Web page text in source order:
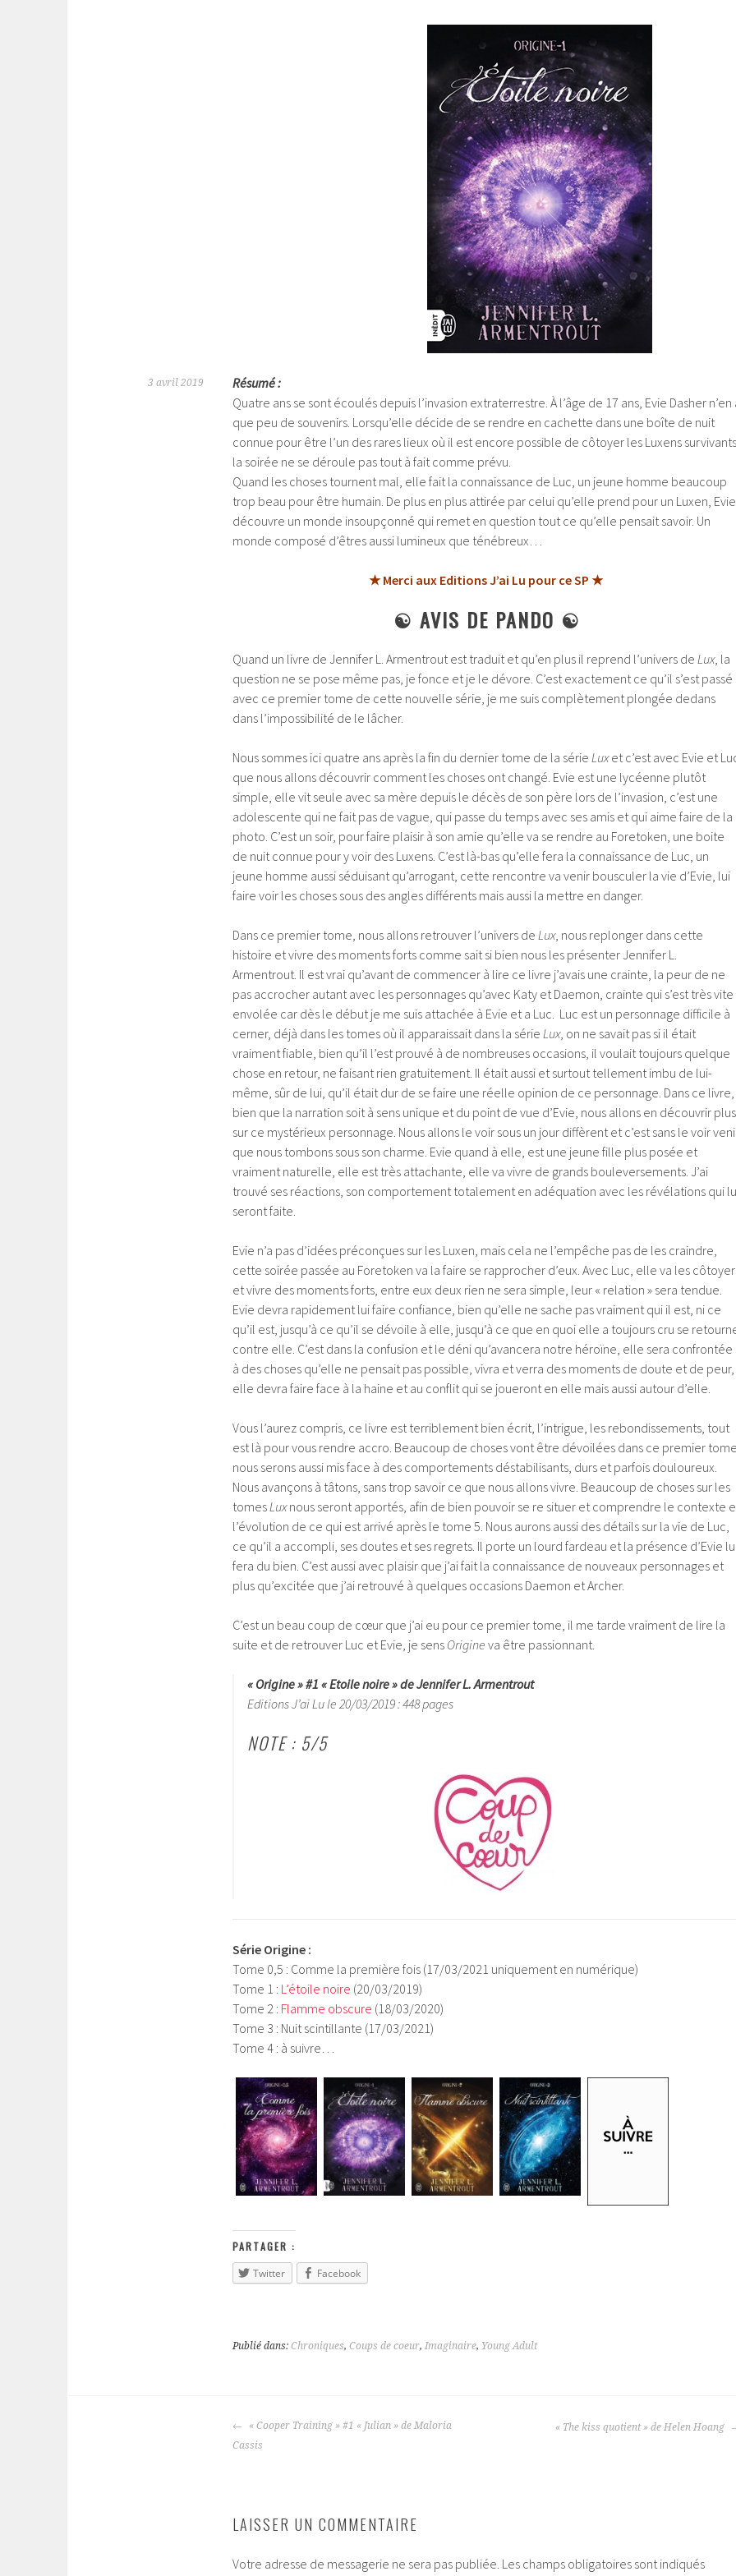
3 avril 2019
Résumé :
Quatre ans se sont écoulés depuis l’invasion extraterrestre. À l’âge de 17 ans, Evie Dasher n’en
que peu de souvenirs. Lorsqu’elle décide de se rendre en cachette dans une boîte de nuit
connue pour être l’un des rares lieux où il est encore possible de côtoyer les Luxens
la soirée ne se déroule pas tout à fait comme prévu.
Quand les choses tournent mal, elle fait la connaissance de Luc, un jeune homme beaucoup
trop beau pour être humain. De plus en plus attirée par celui qu’elle prend pour un Luxen, Evie
découvre un monde insoupçonné qui remet en question tout ce qu’elle pensait savoir. Un
monde composé d’êtres aussi lumineux que ténébreux…
★ Merci aux Editions J’ai Lu pour ce SP ★
☯ AVIS DE PANDO ☯
Quand un livre de Jennifer L. Armentrout est traduit et qu’en plus il reprend l’univers de Lux, la
question ne se pose même pas, je fonce et je le dévore. C’est exactement ce qu’il s’est passé
avec ce premier tome de cette nouvelle série, je me suis complètement plongée dedans
dans l’impossibilité de le lâcher.
Nous sommes ici quatre ans après la fin du dernier tome de la série Luxet c’est avec Evie et
que nous allons découvrir comment les choses ont changé. Evie est une lycéenne plutôt
simple, elle vit seule avec sa mère depuis le décès de son père lors de l’invasion, c’est une
adolescente qui ne fait pas de vague, qui passe du temps avec ses amis et qui aime faire de la
photo. C’est un soir, pour faire plaisir à son amie qu’elle va se rendre au Foretoken, une boite
de nuit connue pour y voir des Luxens. C’est là-bas qu’elle fera la connaissance de Luc, un
jeune homme aussi séduisant qu’arrogant, cette rencontre va venir bousculer la vie d’Evie, lui
faire voir les choses sous des angles différents mais aussi la mettre en danger.
Dans ce premier tome, nous allons retrouver l’univers de Lux, nous replonger dans cette
histoire et vivre des moments forts comme sait si bien nous les présenter Jennifer L.
Armentrout. Il est vrai qu’avant de commencer à lire ce livre j’avais une crainte, la peur de ne
pas accrocher autant avec les personnages qu’avec Katy et Daemon, crainte qui s’est très vite
envolée car dès le début je me suis attachée à Evie et a Luc. Luc est un personnage difficile à
cerner, déjà dans les tomes où il apparaissait dans la série Lux, on ne savait pas si il était
vraiment fiable, bien qu’il l’est prouvé à de nombreuses occasions, il voulait toujours quelque
chose en retour, ne faisant rien gratuitement. Il était aussi et surtout tellement imbu de lui-
même, sûr de lui, qu’il était dur de se faire une réelle opinion de ce personnage. Dans ce livre,
bien que la narration soit à sens unique et du point de vue d’Evie, nous allons en découvrir plus
sur ce mystérieux personnage. Nous allons le voir sous un jour diffèrent et c’est sans le voir
que nous tombons sous son charme. Evie quand à elle, est une jeune fille plus posée et
vraiment naturelle, elle est très attachante, elle va vivre de grands bouleversements. J’ai
trouvé ses réactions, son comportement totalement en adéquation avec les révélations qui
seront faite.
Evie n’a pas d’idées préconçues sur les Luxen, mais cela ne l’empêche pas de les craindre,
cette soirée passée au Foretoken va la faire se rapprocher d’eux. Avec Luc, elle va les côtoyer
et vivre des moments forts, entre eux deux rien ne sera simple, leur « relation » sera tendue.
Evie devra rapidement lui faire confiance, bien qu’elle ne sache pas vraiment qui il est, ni ce
qu’il est, jusqu’à ce qu’il se dévoile à elle, jusqu’à ce que en quoi elle a toujours cru se
contre elle. C’est dans la confusion et le déni qu’avancera notre héroïne, elle sera confrontée
à des choses qu’elle ne pensait pas possible, vivra et verra des moments de doute et de peur,
elle devra faire face à la haine et au conflit qui se joueront en elle mais aussi autour d’elle.
Vous l’aurez compris, ce livre est terriblement bien écrit, l’intrigue, les rebondissements, tout
est là pour vous rendre accro. Beaucoup de choses vont être dévoilées dans ce premier
nous serons aussi mis face à des comportements déstabilisants, durs et parfois douloureux.
Nous avançons à tâtons, sans trop savoir ce que nous allons vivre. Beaucoup de choses sur les
tomesLuxnous seront apportés, afin de bien pouvoir se re situer et comprendre le contexte
l’évolution de ce qui est arrivé après le tome 5. Nous aurons aussi des détails sur la vie de Luc,
ce qu’il a accompli, ses doutes et ses regrets. Il porte un lourd fardeau et la présence d’Evie
fera du bien. C’est aussi avec plaisir que j’ai fait la connaissance de nouveaux personnages et
plus qu’excitée que j’ai retrouvé à quelques occasions Daemon et Archer.
C’est un beau coup de cœur que j’ai eu pour ce premier tome, il me tarde vraiment de lire la
suite et de retrouver Luc et Evie, je sens Origine va être passionnant.
« Origine » #1 « Etoile noire » de Jennifer L. Armentrout
Editions J’ai Lu le 20/03/2019 : 448 pages
NOTE : 5/5
Série Origine :
Tome 0,5 : Comme la première fois (17/03/2021 uniquement en numérique)
Tome 1 : L’étoile noire (20/03/2019)
Tome 2 : Flamme obscure (18/03/2020)
Tome 3 : Nuit scintillante (17/03/2021)
Tome 4 : à suivre…
PARTAGER :
Twitter
Facebook
Publié dans: Chroniques, Coups de coeur, Imaginaire, Young Adult
NAVIGATION
« Cooper Training » #1 « Julian » de Maloria
Cassis
« The kiss quotient » de Helen Hoang
LAISSER UN COMMENTAIRE
Votre adresse de messagerie ne sera pas publiée. Les champs obligatoires sont indiqués